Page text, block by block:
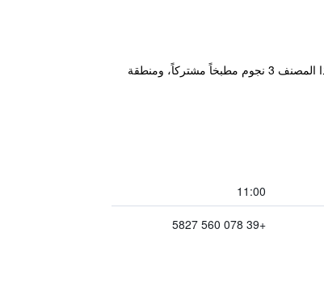
يقع مكان إقامة "Aghinas" في بوسا، ضمن 46 كم من Alghero Marina و45 كم من Church of St Michael. يوفر بيت الضيافة هذا المصنف 3 نجوم مطبخاً مشتركاً، ومنطقة
11:00
+39 078 560 5827